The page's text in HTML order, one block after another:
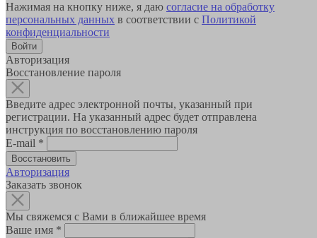
Нажимая на кнопку ниже, я даю согласие на обработку
персональных данных в соответствии с Политикой
конфиденциальности
Авторизация
Восстановление пароля
Введите адрес электронной почты, указанный при
регистрации. На указанный адрес будет отправлена
инструкция по восстановлению пароля
E-mail *
Авторизация
Заказать звонок
Мы свяжемся с Вами в ближайшее время
Ваше имя *